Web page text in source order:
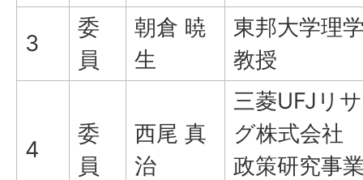
3
委
員
朝倉 暁
生
東邦大学理
教授
4
委
員
西尾 真
治
三菱UFJリ
グ株式会社
政策研究事